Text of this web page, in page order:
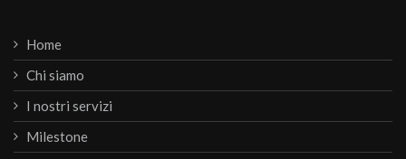
Home
Chi siamo
I nostri servizi
Milestone